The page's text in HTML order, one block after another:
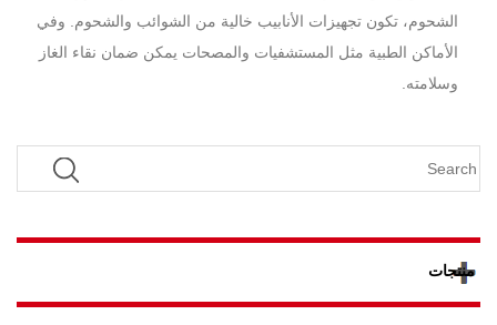
الشحوم، تكون تجهيزات الأنابيب خالية من الشوائب والشحوم. وفي
الأماكن الطبية مثل المستشفيات والمصحات يمكن ضمان نقاء الغاز
وسلامته.
منتجات